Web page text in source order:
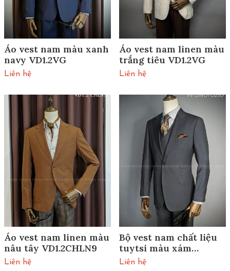
Áo vest nam màu xanh
navy VD1.2VG
Liên hệ
Áo vest nam linen màu
trắng tiêu VD1.2VG
Liên hệ
Áo vest nam linen màu
nâu tây VD1.2CHLN9
Liên hệ
Bộ vest nam chất liệu
tuytsi màu xám
VV1.2WWDTO250
Liên hệ